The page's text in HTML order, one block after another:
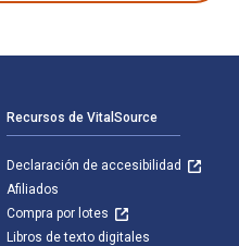
Recursos de VitalSource
Declaración de accesibilidad
Afiliados
Compra por lotes
Libros de texto digitales